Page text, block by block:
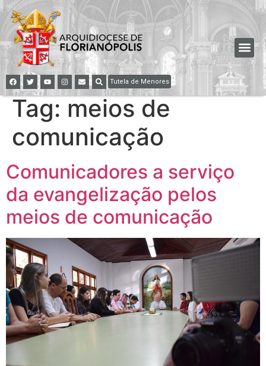
Tutela de Menores
Tag: meios de
comunicação
Comunicadores a serviço
da evangelização pelos
meios de comunicação